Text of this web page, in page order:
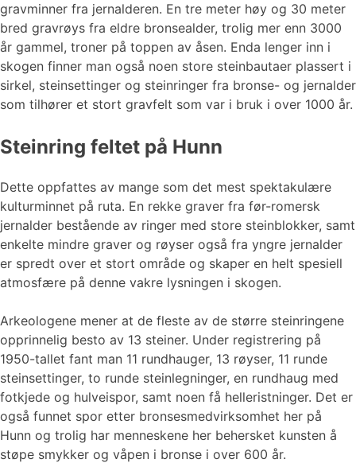
gravminner fra jernalderen. En tre meter høy og 30 meter
bred gravrøys fra eldre bronsealder, trolig mer enn 3000
år gammel, troner på toppen av åsen. Enda lenger inn i
skogen finner man også noen store steinbautaer plassert i
sirkel, steinsettinger og steinringer fra bronse- og jernalder
som tilhører et stort gravfelt som var i bruk i over 1000 år.
Steinring feltet på Hunn
Dette oppfattes av mange som det mest spektakulære
kulturminnet på ruta. En rekke graver fra før-romersk
jernalder bestående av ringer med store steinblokker, samt
enkelte mindre graver og røyser også fra yngre jernalder
er spredt over et stort område og skaper en helt spesiell
atmosfære på denne vakre lysningen i skogen.
Arkeologene mener at de fleste av de større steinringene
opprinnelig besto av 13 steiner. Under registrering på
1950-tallet fant man 11 rundhauger, 13 røyser, 11 runde
steinsettinger, to runde steinlegninger, en rundhaug med
fotkjede og hulveispor, samt noen få helleristninger. Det er
også funnet spor etter bronsesmedvirksomhet her på
Hunn og trolig har menneskene her behersket kunsten å
støpe smykker og våpen i bronse i over 600 år.